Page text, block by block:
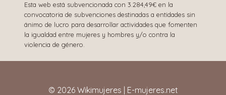
Esta web está subvencionada con 3.284,49€ en la
convocatoria de subvenciones destinadas a entidades sin
ánimo de lucro para desarrollar actividades que fomenten
la igualdad entre mujeres y hombres y/o contra la
violencia de género.
© 2026 Wikimujeres | E-mujeres.net